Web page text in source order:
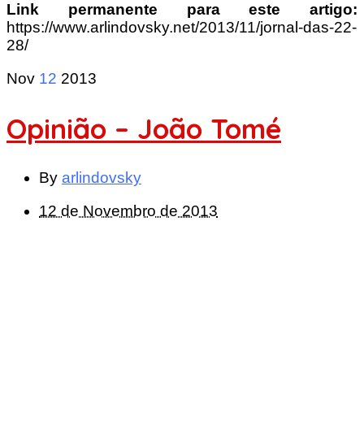
Link permanente para este artigo:
https://www.arlindovsky.net/2013/11/jornal-das-22-
28/
Nov 12 2013
Opinião – João Tomé
By arlindovsky
12 de Novembro de 2013